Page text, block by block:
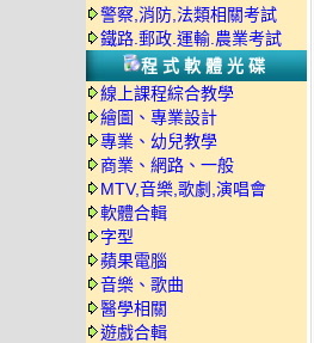
警察,消防,法類相關考試
鐵路.郵政.運輸.農業考試
程式軟體光碟
線上課程綜合教學
繪圖、專業設計
專業、幼兒教學
商業、網路、一般
MTV,音樂,歌劇,演唱會
軟體合輯
字型
蘋果電腦
音樂、歌曲
醫學相關
遊戲合輯